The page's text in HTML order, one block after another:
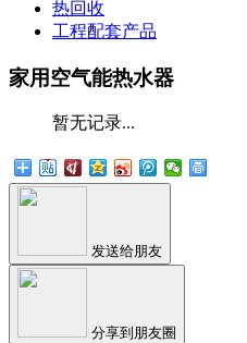
热回收
工程配套产品
家用空气能热水器
暂无记录...
发送给朋友
分享到朋友圈